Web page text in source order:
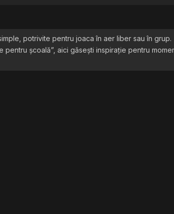
potrivite pentru joaca în aer liber sau în grup.
școală”, aici găsești inspirație pentru